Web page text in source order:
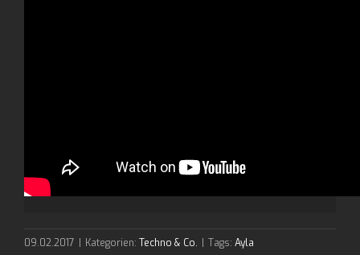
09.02.2017 Kategorien: Techno & Co. Tags: Ayla